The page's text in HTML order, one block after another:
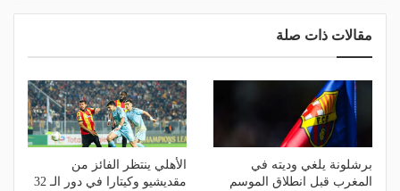
مقالات ذات صلة
برشلونة يلغي وديته في
المغرب قبل انطلاق الموسم
الأهلي ينتظر الفائز من
مقديشيو وكيتارا في دور الـ 32